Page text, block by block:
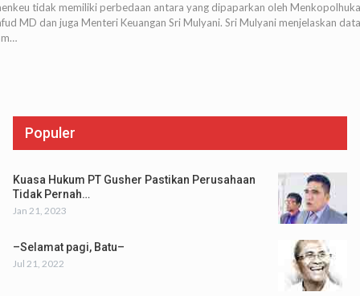
tidak memiliki perbedaan antara yang dipaparkan oleh
MD dan juga Menteri Keuangan Sri Mulyani. Sri Mulyani menjelaskan data
Populer
Kuasa Hukum PT Gusher Pastikan Perusahaan
Tidak Pernah…
Jan 21, 2023
–Selamat pagi, Batu–
Jul 21, 2022